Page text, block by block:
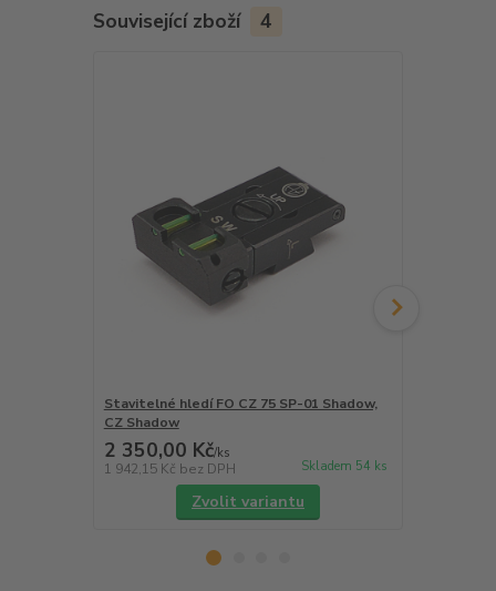
Související zboží 4
Stavitelné hledí FO CZ 75 SP-01 Shadow,
CZ Shadow
2 350,00 Kč/ks
1 942,15 Kč bez DPH Skladem 54 ks
Zvolit variantu